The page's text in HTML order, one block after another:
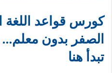
كورس قواعد اللغة
الصفر بدون معلم…
تبدأ هنا